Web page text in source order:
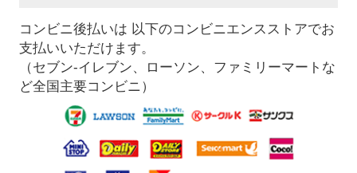
コンビニ後払いは 以下のコンビニエンスストアでお
支払いいただけます。
（セブン-イレブン、ローソン、ファミリーマートな
ど全国主要コンビニ）